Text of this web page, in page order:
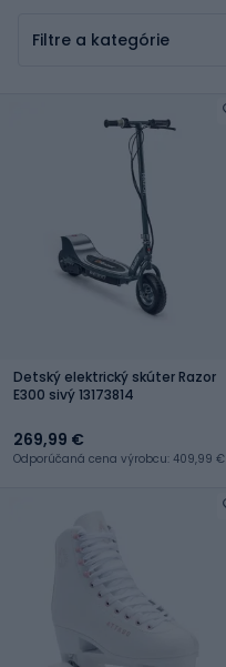
Filtre a kategórie
Detský elektrický skúter Razor
E300 sivý 13173814
269,99 €
Odporúčaná cena výrobcu: 409,99 €